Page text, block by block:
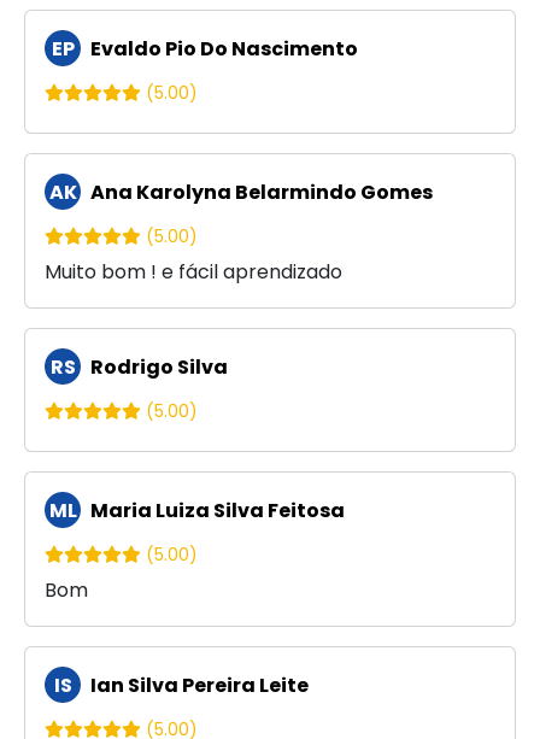
EP Evaldo Pio Do Nascimento
(5.00)
AK Ana Karolyna Belarmindo Gomes
(5.00)
Muito bom ! e fácil aprendizado
RS Rodrigo Silva
(5.00)
ML Maria Luiza Silva Feitosa
(5.00)
Bom
IS Ian Silva Pereira Leite
(5.00)